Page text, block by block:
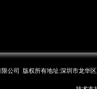
公司 版权所有地址:深圳市龙华